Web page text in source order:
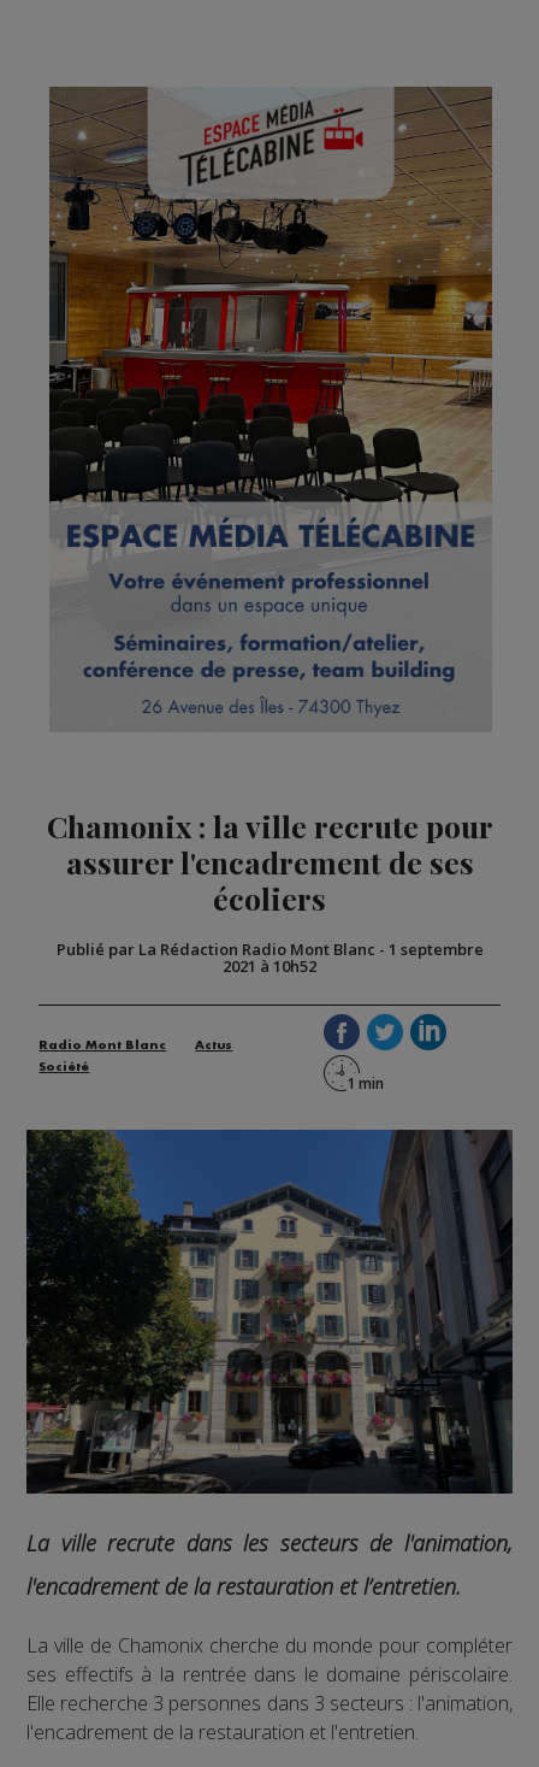
Chamonix : la ville recrute pour
assurer l'encadrement de ses
écoliers
Publié par La Rédaction Radio Mont Blanc - 1 septembre
2021 à 10h52
Radio Mont Blanc
Actus
Société
La ville recrute dans les secteurs de l'animation,
l'encadrement de la restauration et l’entretien.
La ville de Chamonix cherche du monde pour compléter
ses effectifs à la rentrée dans le domaine périscolaire.
Elle recherche 3 personnes dans 3 secteurs : l'animation,
l'encadrement de la restauration et l'entretien.